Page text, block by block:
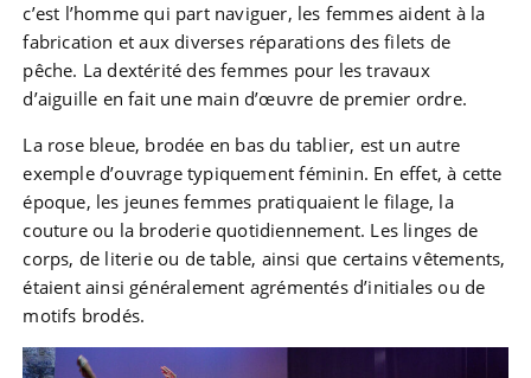
c’est l’homme qui part naviguer, les femmes aident à la
fabrication et aux diverses réparations des filets de
pêche. La dextérité des femmes pour les travaux
d’aiguille en fait une main d’œuvre de premier ordre.
La rose bleue, brodée en bas du tablier, est un autre
exemple d’ouvrage typiquement féminin. En effet, à cette
époque, les jeunes femmes pratiquaient le filage, la
couture ou la broderie quotidiennement. Les linges de
corps, de literie ou de table, ainsi que certains vêtements,
étaient ainsi généralement agrémentés d’initiales ou de
motifs brodés.